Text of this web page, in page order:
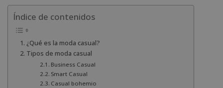
Índice de contenidos
¿Qué es la moda casual?
Tipos de moda casual
Business Casual
Smart Casual
Casual bohemio